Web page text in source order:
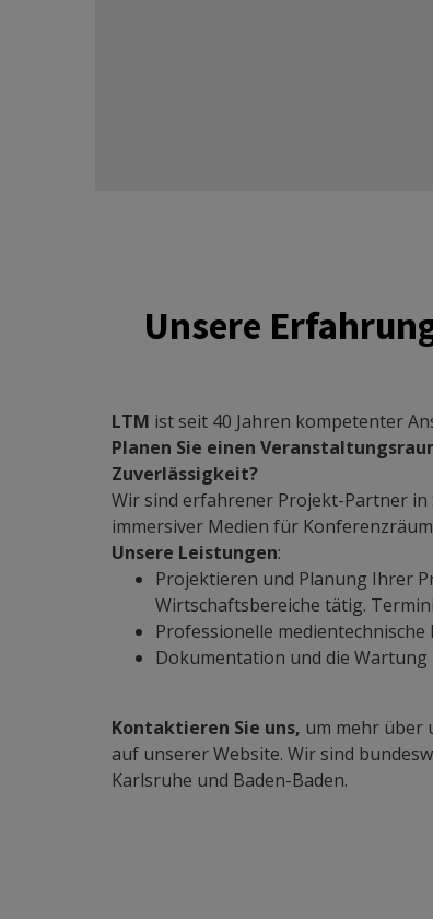
Unsere
LTM ist seit 40 Jahren kompetenter
Planen Sie einen
Zuverlässigkeit?
Wir sind erfahrener Projekt-Partner
immersiver Medien für
Unsere Leistungen:
Projektieren und Planung Ihrer
Wirtschaftsbereiche tätig.
Professionelle
Dokumentation und die
Kontaktieren Sie uns, um mehr über
auf unserer Website. Wir sind
Karlsruhe und Baden-Baden.